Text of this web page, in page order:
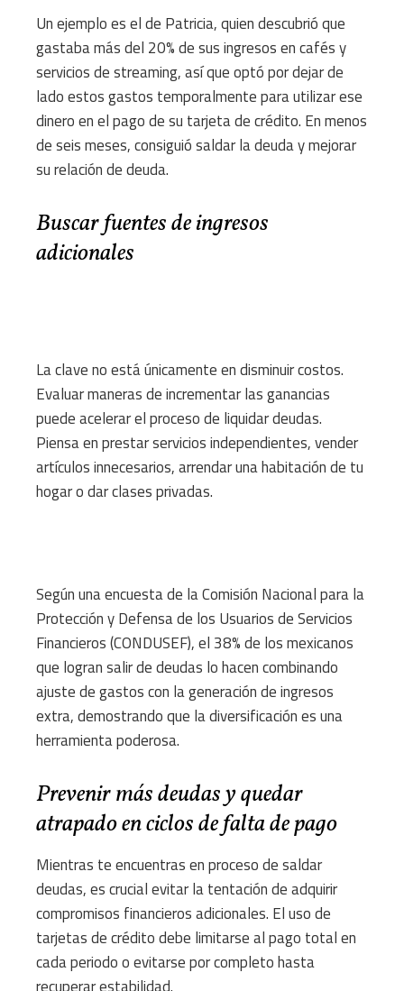
Un ejemplo es el de Patricia, quien descubrió que
gastaba más del 20% de sus ingresos en cafés y
servicios de streaming, así que optó por dejar de
lado estos gastos temporalmente para utilizar ese
dinero en el pago de su tarjeta de crédito. En menos
de seis meses, consiguió saldar la deuda y mejorar
su relación de deuda.
Buscar fuentes de ingresos
adicionales
La clave no está únicamente en disminuir costos.
Evaluar maneras de incrementar las ganancias
puede acelerar el proceso de liquidar deudas.
Piensa en prestar servicios independientes, vender
artículos innecesarios, arrendar una habitación de tu
hogar o dar clases privadas.
Según una encuesta de la Comisión Nacional para la
Protección y Defensa de los Usuarios de Servicios
Financieros (CONDUSEF), el 38% de los mexicanos
que logran salir de deudas lo hacen combinando
ajuste de gastos con la generación de ingresos
extra, demostrando que la diversificación es una
herramienta poderosa.
Prevenir más deudas y quedar
atrapado en ciclos de falta de pago
Mientras te encuentras en proceso de saldar
deudas, es crucial evitar la tentación de adquirir
compromisos financieros adicionales. El uso de
tarjetas de crédito debe limitarse al pago total en
cada periodo o evitarse por completo hasta